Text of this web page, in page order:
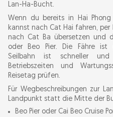
Lan-Ha-Bucht.
Wenn du bereits in Hai
kannst nach Cat Hai fahren, per
nach Cat Ba übersetzen und
oder Beo Pier. Die Fähre ist
Seilbahn ist schneller
Betriebszeiten und
Reisetag prüfen.
Für Wegbeschreibungen zur
Landpunkt statt die Mitte der
Beo Pier oder Cai Beo Cruise